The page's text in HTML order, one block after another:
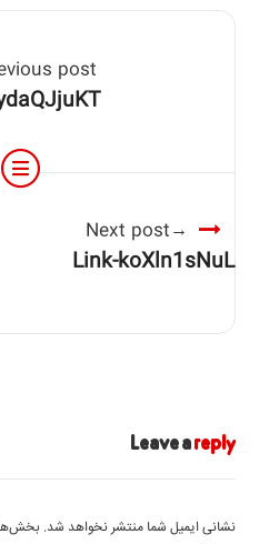
post
Next post
Link-koXln1sNuL
Leave areply
نشانی ایمیل شما منتشر نخواهد شد.